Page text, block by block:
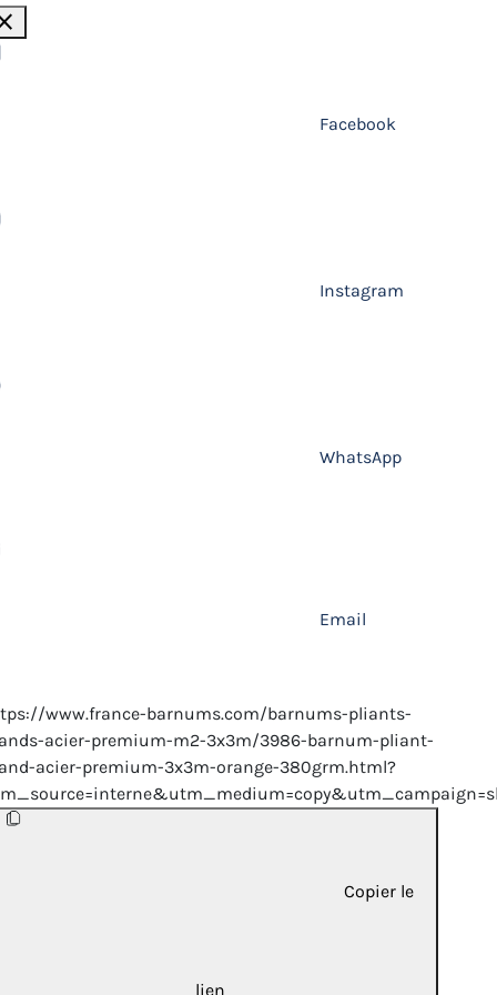
Facebook
Instagram
WhatsApp
Email
www.france-barnums.com/barnums-pliants-
acier-premium-m2-3x3m/3986-barnum-pliant-
acier-premium-3x3m-orange-380grm.html?
Copier le
lien